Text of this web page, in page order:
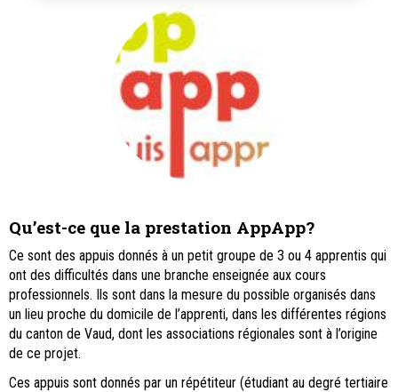
Qu’est-ce que la prestation AppApp?
Ce sont des appuis donnés à un petit groupe de 3 ou 4 apprentis qui
ont des difficultés dans une branche enseignée aux cours
professionnels. Ils sont dans la mesure du possible organisés dans
un lieu proche du domicile de l’apprenti, dans les différentes régions
du canton de Vaud, dont les associations régionales sont à l’origine
de ce projet.
Ces appuis sont donnés par un répétiteur (étudiant au degré tertiaire